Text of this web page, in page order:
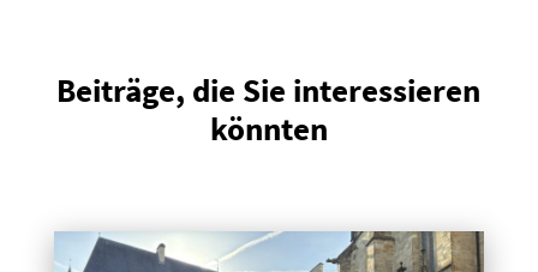
Beiträge, die Sie interessieren
könnten